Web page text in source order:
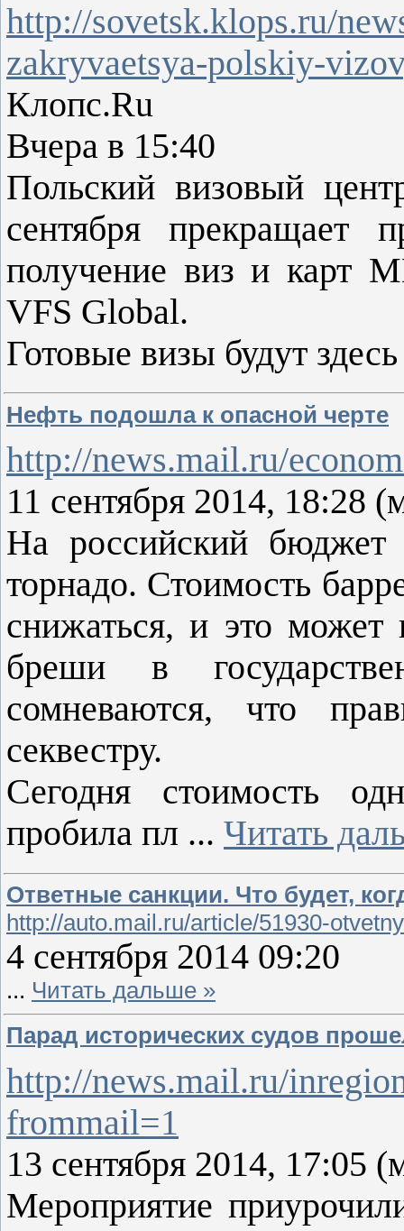
http://sovetsk.klops.ru/
zakryvaetsya-polskiy-
Клопс.Ru
Вчера в 15:40
Польский визовый
сентября прекращает
получение виз и карт
VFS Global.
Готовые визы будут
Нефть подошла к опасной черте
http://news.mail.ru/
11 сентября 2014, 18:28
На российский бюджет
торнадо. Стоимость
снижаться, и это может
бреши в
сомневаются, что
секвестру.
Сегодня стоимость
пробила пл ... Читать
Ответные санкции. Что будет,
http://auto.mail.ru/article/51930-
4 сентября 2014 09:20
... Читать дальше »
Парад исторических судов
http://news.mail.ru/
frommail=1
13 сентября 2014, 17:05
Мероприятие